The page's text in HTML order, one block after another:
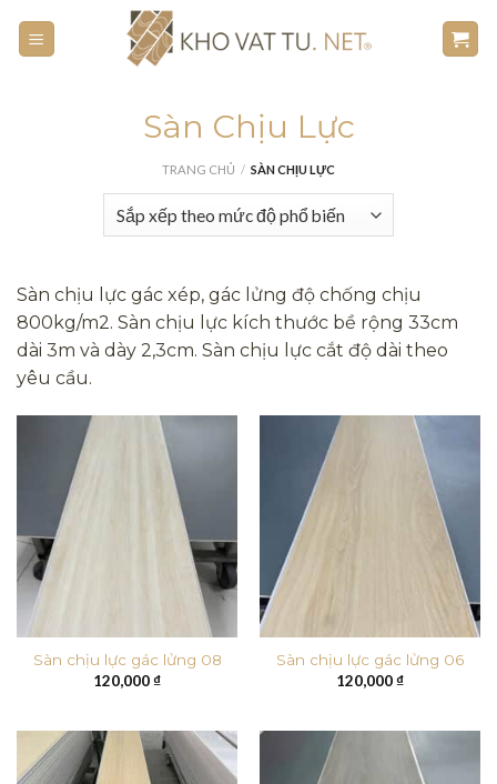
Sàn Chịu Lực
TRANG CHỦ / SÀN CHỊU LỰC
Sàn chịu lực gác xép, gác lửng độ chống chịu
800kg/m2. Sàn chịu lực kích thước bề rộng 33cm
dài 3m và dày 2,3cm. Sàn chịu lực cắt độ dài theo
yêu cầu.
Sàn chịu lực gác lửng 08
120,000₫
Sàn chịu lực gác lửng 06
120,000₫